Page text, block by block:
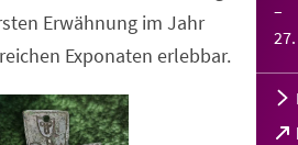
–
Erwähnung im Jahr
Exponaten erlebbar.